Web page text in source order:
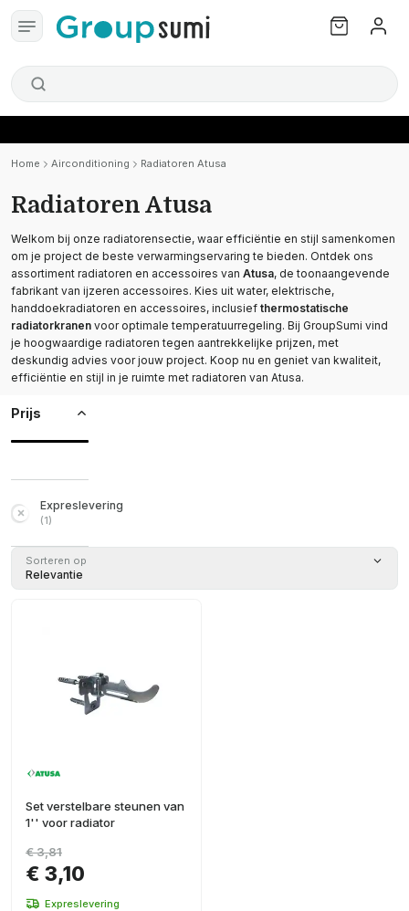
Home Airconditioning Radiatoren Atusa
Radiatoren Atusa
Welkom bij onze radiatorensectie, waar efficiëntie en stijl samenkomen
om je project de beste verwarmingservaring te bieden. Ontdek ons
assortiment radiatoren en accessoires van Atusa, de toonaangevende
fabrikant van ijzeren accessoires. Kies uit water, elektrische,
handdoekradiatoren en accessoires, inclusief thermostatische
radiatorkranen voor optimale temperatuurregeling. Bij GroupSumi vind
je hoogwaardige radiatoren tegen aantrekkelijke prijzen, met
deskundig advies voor jouw project. Koop nu en geniet van kwaliteit,
efficiëntie en stijl in je ruimte met radiatoren van Atusa.
Prijs
Expreslevering
(1)
Sorteren op
Relevantie
Set verstelbare steunen van
1'' voor radiator
€ 3,10
€ 3,81
Expreslevering